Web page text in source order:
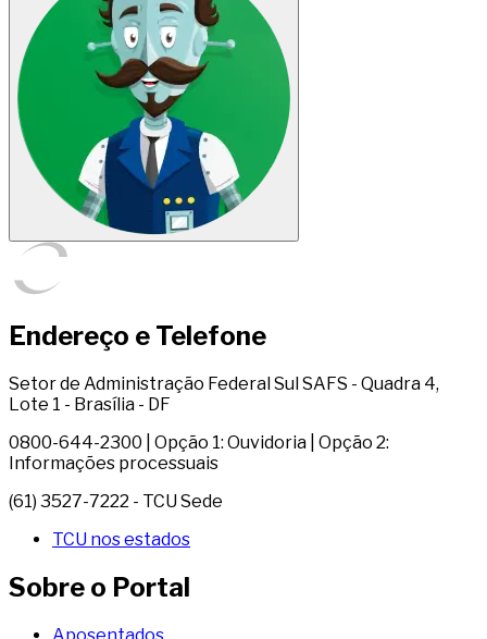
Endereço e Telefone
Setor de Administração Federal Sul SAFS - Quadra 4,
Lote 1 - Brasília - DF
0800-644-2300 | Opção 1: Ouvidoria | Opção 2:
Informações processuais
(61) 3527-7222 - TCU Sede
TCU nos estados
Sobre o Portal